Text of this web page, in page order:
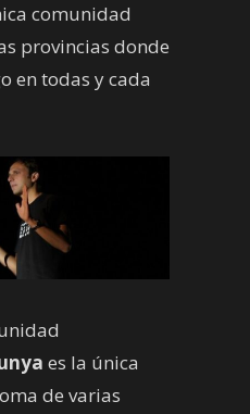
comunidad
provincias donde
en todas y cada
es la única
de varias